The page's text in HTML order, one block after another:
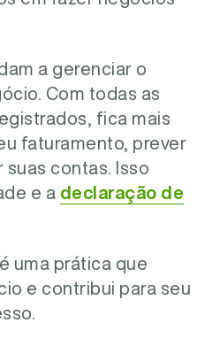
a gerenciar o
Com todas as
fica mais
faturamento, prever
contas. Isso
e a declaração de
uma prática que
e contribui para seu